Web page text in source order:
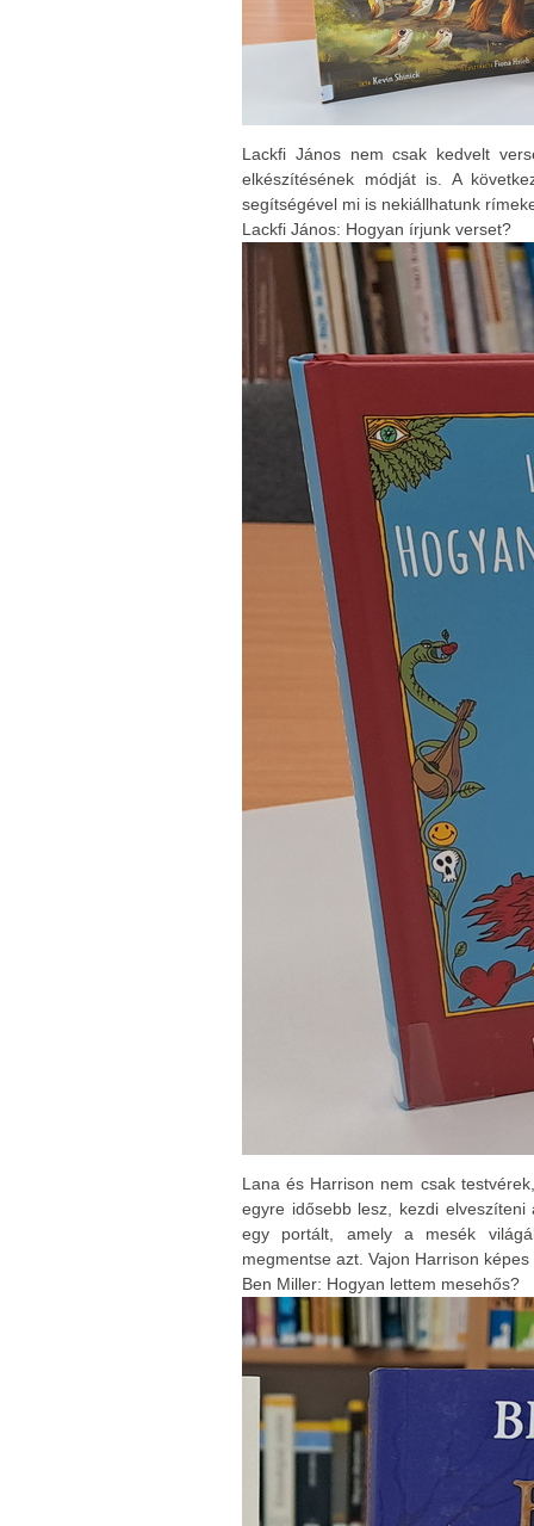
Lackfi János nem csak kedvelt
elkészítésének módját is. A
segítségével mi is nekiállhatunk
Lackfi János: Hogyan írjunk verset?
Lana és Harrison nem csak
egyre idősebb lesz, kezdi
egy portált, amely a mesék
megmentse azt. Vajon Harrison
Ben Miller: Hogyan lettem mesehős?